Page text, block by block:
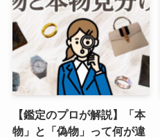
【鑑定のプロが解説】「本
物」と「偽物」って何が違